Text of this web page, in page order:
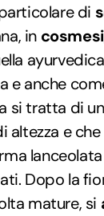
di
in cosmesi
e anche
si tratta di
altezza e
Dopo la
mature, si